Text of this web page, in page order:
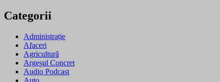
Categorii
Administrație
Afaceri
Agricultură
Argeșul Concret
Audio Podcast